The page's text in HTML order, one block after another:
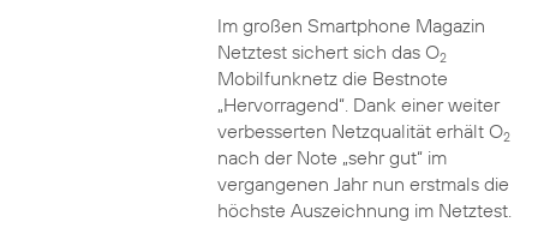
Im großen Smartphone Magazin
Netztest sichert sich das O2
Mobilfunknetz die Bestnote
„Hervorragend“. Dank einer weiter
verbesserten Netzqualität erhält O2
nach der Note „sehr gut“ im
vergangenen Jahr nun erstmals die
höchste Auszeichnung im Netztest.